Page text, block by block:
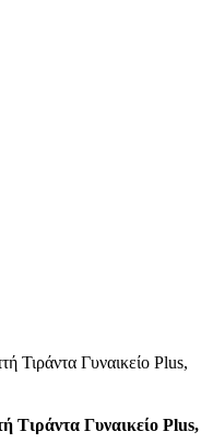
Γυναικείο Plus,